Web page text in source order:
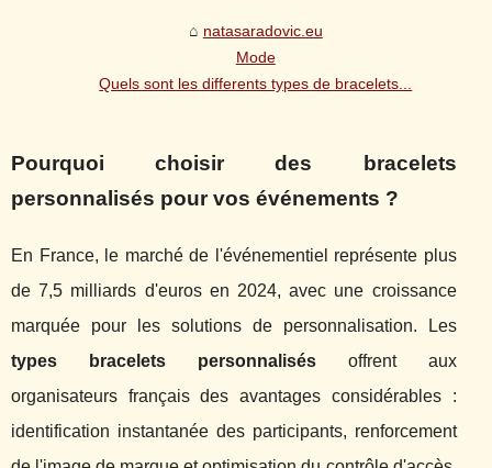
natasaradovic.eu
Mode
Quels sont les differents types de bracelets...
Pourquoi choisir des bracelets
personnalisés pour vos événements ?
En France, le marché de l'événementiel représente plus
de 7,5 milliards d'euros en 2024, avec une croissance
marquée pour les solutions de personnalisation. Les
types bracelets personnalisésoffrent aux
organisateurs français des avantages considérables :
identification instantanée des participants, renforcement